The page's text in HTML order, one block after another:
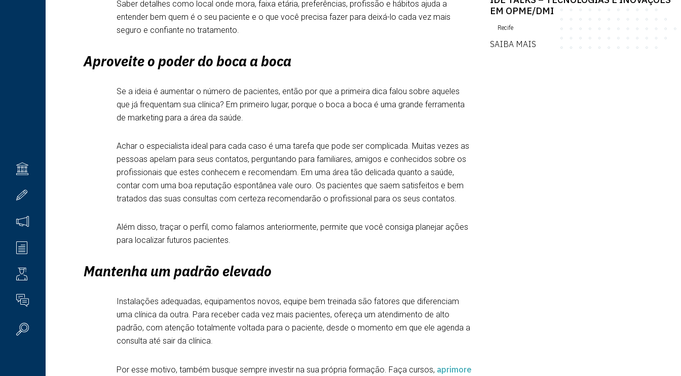
Saber detalhes como local onde mora, faixa etária, preferências, profissão e hábitos ajuda a
entender bem quem é o seu paciente e o que você precisa fazer para deixá-lo cada vez mais
seguro e confiante no tratamento.
Aproveite o poder do boca a boca
Se a ideia é aumentar o número de pacientes, então por que a primeira dica falou sobre aqueles
que já frequentam sua clínica? Em primeiro lugar, porque o boca a boca é uma grande ferramenta
de marketing para a área da saúde.
Achar o especialista ideal para cada caso é uma tarefa que pode ser complicada. Muitas vezes as
pessoas apelam para seus contatos, perguntando para familiares, amigos e conhecidos sobre os
profissionais que estes conhecem e recomendam. Em uma área tão delicada quanto a saúde,
contar com uma boa reputação espontânea vale ouro. Os pacientes que saem satisfeitos e bem
tratados das suas consultas com certeza recomendarão o profissional para os seus contatos.
Além disso, traçar o perfil, como falamos anteriormente, permite que você consiga planejar ações
para localizar futuros pacientes.
Mantenha um padrão elevado
Instalações adequadas, equipamentos novos, equipe bem treinada são fatores que diferenciam
uma clínica da outra. Para receber cada vez mais pacientes, ofereça um atendimento de alto
padrão, com atenção totalmente voltada para o paciente, desde o momento em que ele agenda a
consulta até sair da clínica.
Por esse motivo, também busque sempre investir na sua própria formação. Faça cursos, aprimore
EM OPME/DMI
Recife
SAIBA MAIS